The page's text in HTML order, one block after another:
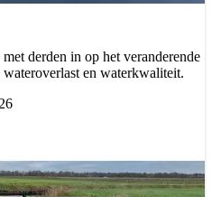
derden in op het veranderende
en waterkwaliteit.